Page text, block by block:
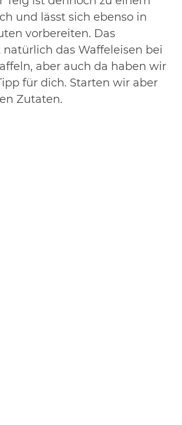
und lässt sich ebenso in
vorbereiten. Das
das Waffeleisen bei
aber auch da haben wir
für dich. Starten wir aber
Zutaten.